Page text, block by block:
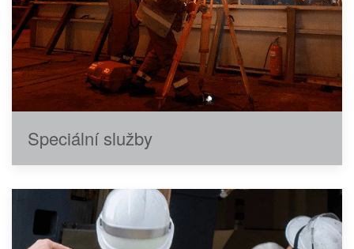
Speciální služby